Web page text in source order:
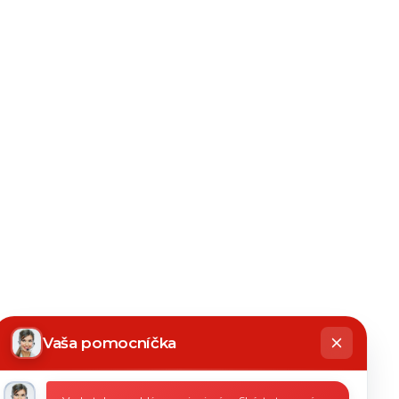
Vaša pomocníčka